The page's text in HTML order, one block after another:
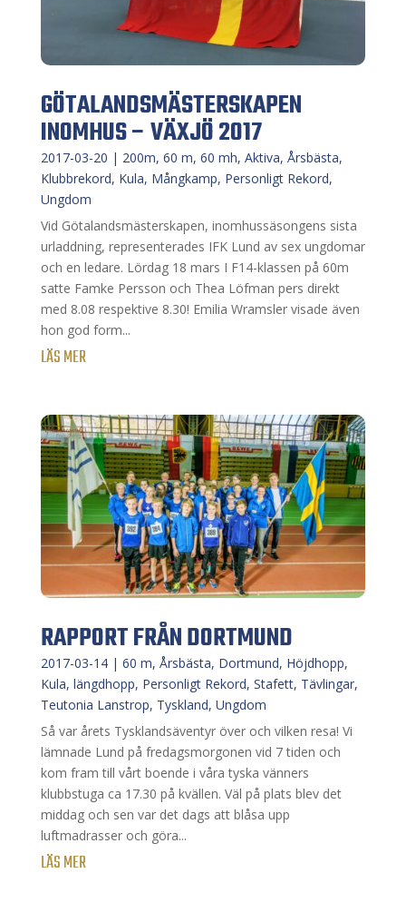
GÖTALANDSMÄSTERSKAPEN
INOMHUS – VÄXJÖ 2017
2017-03-20 | 200m, 60 m, 60 mh, Aktiva, Årsbästa,
Klubbrekord, Kula, Mångkamp, Personligt Rekord,
Ungdom
Vid Götalandsmästerskapen, inomhussäsongens sista
urladdning, representerades IFK Lund av sex ungdomar
och en ledare. Lördag 18 mars I F14-klassen på 60m
satte Famke Persson och Thea Löfman pers direkt
med 8.08 respektive 8.30! Emilia Wramsler visade även
hon god form...
LÄS MER
RAPPORT FRÅN DORTMUND
2017-03-14| 60 m, Årsbästa, Dortmund, Höjdhopp,
Kula, längdhopp, Personligt Rekord, Stafett, Tävlingar,
Teutonia Lanstrop, Tyskland, Ungdom
Så var årets Tysklandsäventyr över och vilken resa! Vi
lämnade Lund på fredagsmorgonen vid 7 tiden och
kom fram till vårt boende i våra tyska vänners
klubbstuga ca 17.30 på kvällen. Väl på plats blev det
middag och sen var det dags att blåsa upp
luftmadrasser och göra...
LÄS MER